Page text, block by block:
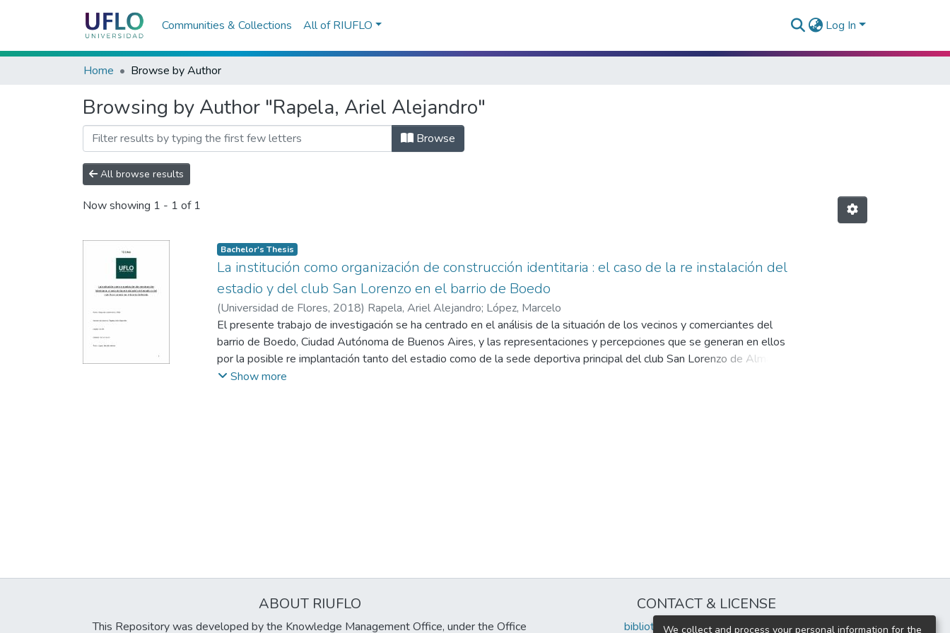
Communities & Collections All of RIUFLO Log In
Home Browse by Author
Browsing by Author "Rapela, Ariel Alejandro"
Browse
All browse results
Now showing 1 - 1 of 1
Bachelor's Thesis
La institución como organización de construcción identitaria : el caso de la re instalación del
estadio y del club San Lorenzo en el barrio de Boedo
(Universidad de Flores, 2018) Rapela, Ariel Alejandro; López, Marcelo
El presente trabajo de investigación se ha centrado en el análisis de la situación de los vecinos y comerciantes del
barrio de Boedo, Ciudad Autónoma de Buenos Aires, y las representaciones y percepciones que se generan en ellos
por la posible re implantación tanto del estadio como de la sede deportiva principal del club San Lorenzo de Almagro
en el barrio mencionado. Asimismo, hemos buscado describir el impacto que podría generar en la identidad barrial y en
Show more
ABOUT RIUFLO
This Repository was developed by the Knowledge Management Office, under the Office
CONTACT & LICENSE
biblioteca@uflouniversidad.edu.ar
We collect and process your personal information for the